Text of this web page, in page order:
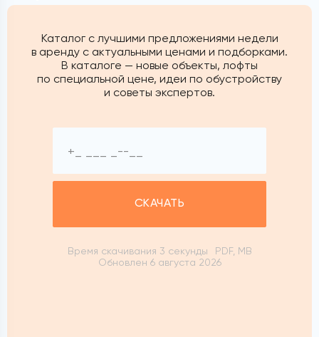
Каталог с лучшими предложениями недели
в аренду с актуальными ценами и подборками.
В каталоге — новые объекты, лофты
по специальной цене, идеи по обустройству
и советы экспертов.
СКАЧАТЬ
Время скачивания 3 секунды
PDF, MB
Обновлен 6 августа 2026